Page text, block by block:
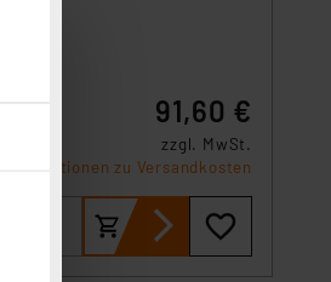
91,60 €
zzgl. MwSt.
Informationen zu Versandkosten